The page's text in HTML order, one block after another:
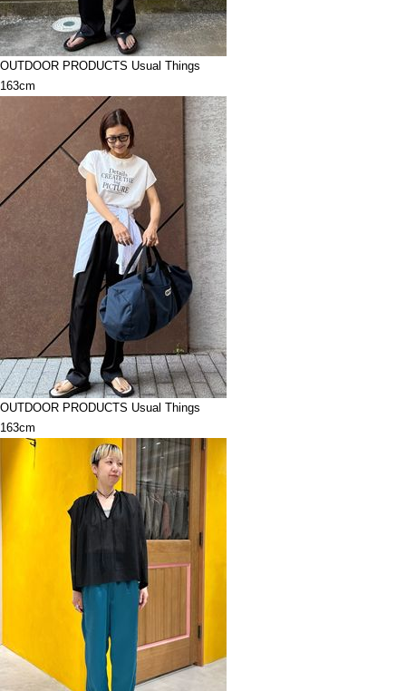
OUTDOOR PRODUCTS Usual Things
163cm
OUTDOOR PRODUCTS Usual Things
163cm